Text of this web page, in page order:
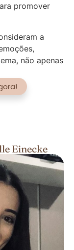
promover
a
não apenas
Einecke